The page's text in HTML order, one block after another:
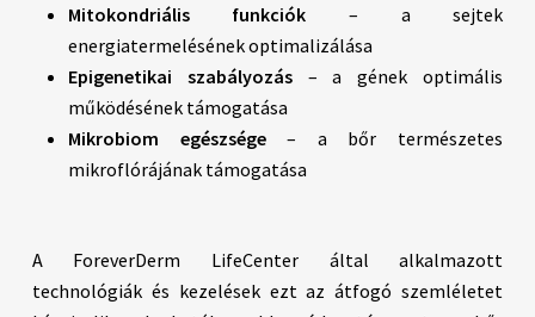
Mitokondriális funkciók – a sejtek
energiatermelésének optimalizálása
Epigenetikai szabályozás– a gének optimális
működésének támogatása
Mikrobiom egészsége– a bőr természetes
mikroflórájának támogatása
A ForeverDerm LifeCenter által alkalmazott
technológiák és kezelések ezt az átfogó szemléletet